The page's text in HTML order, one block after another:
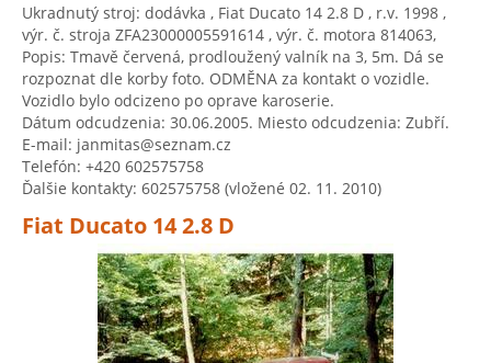
Ukradnutý stroj: dodávka , Fiat Ducato 14 2.8 D , r.v. 1998 ,
výr. č. stroja ZFA23000005591614 , výr. č. motora 814063,
Popis: Tmavě červená, prodloužený valník na 3, 5m. Dá se
rozpoznat dle korby foto. ODMĚNA za kontakt o vozidle.
Vozidlo bylo odcizeno po oprave karoserie.
Dátum odcudzenia: 30.06.2005. Miesto odcudzenia: Zubří.
E-mail: janmitas@seznam.cz
Telefón: +420 602575758
Ďalšie kontakty: 602575758 (vložené 02. 11. 2010)
Fiat Ducato 14 2.8 D